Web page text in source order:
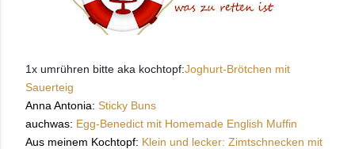
1x umrühren bitte aka kochtopf:Joghurt-Brötchen mit
Sauerteig
Anna Antonia: Sticky Buns
auchwas: Egg-Benedict mit Homemade English Muffin
Aus meinem Kochtopf: Klein und lecker: Zimtschnecken mit